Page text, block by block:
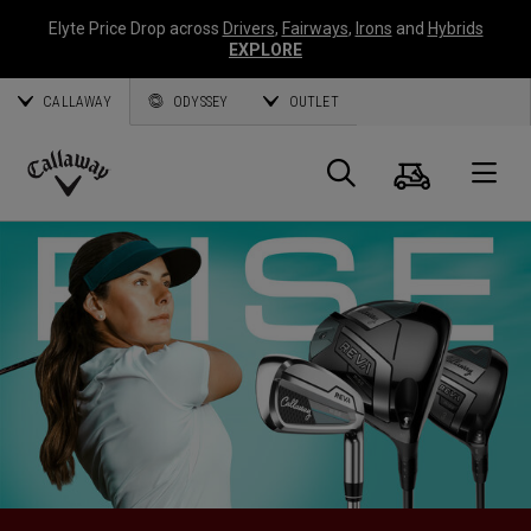
Elyte Price Drop across Drivers, Fairways, Irons and Hybrids
EXPLORE
CALLAWAY ODYSSEY OUTLET
Callaway
Panier